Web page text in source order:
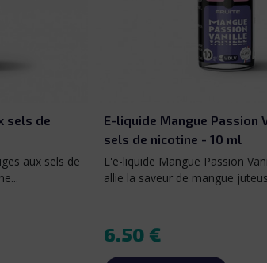
aux
de Cirkus
de...
E-liquide Pastèque Mix
nicotine - 10 ml
L'e-liquide Pastèque Mix de
saveur fruitée de pastèque,
Prix
6.50 €